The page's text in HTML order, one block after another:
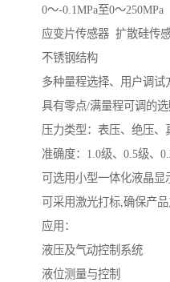
0～-0.1MPa至0～250MPa
应变片传感器 扩散硅传
不锈钢结构
多种量程选择、用户调试
具有零点/满量程可调的
压力类型：表压、绝压、
准确度：1.0级、0.5级、
可选用小型一体化液晶
可采用激光打标,确保产
应用：
液压及气动控制系统
液位测量与控制